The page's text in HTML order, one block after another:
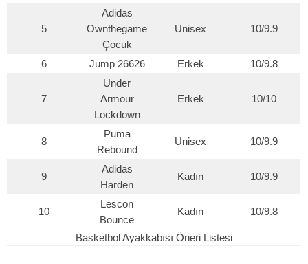
5
Adidas
Ownthegame
Çocuk
Unisex 10/9.9
6 Jump 26626 Erkek 10/9.8
7
Under
Armour
Lockdown
Erkek 10/10
8
Puma
Rebound
Unisex 10/9.9
9
Adidas
Harden
Kadın 10/9.9
10
Lescon
Bounce
Kadın 10/9.8
Basketbol Ayakkabısı Öneri Listesi